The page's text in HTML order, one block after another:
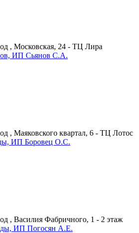
, Московская, 24 - ТЦ Лира
ИП Сьянов С.А.
, Маяковского квартал, 6 - ТЦ Лотос
ИП Боровец О.С.
, Василия Фабричного, 1 - 2 этаж
ИП Погосян А.Е.